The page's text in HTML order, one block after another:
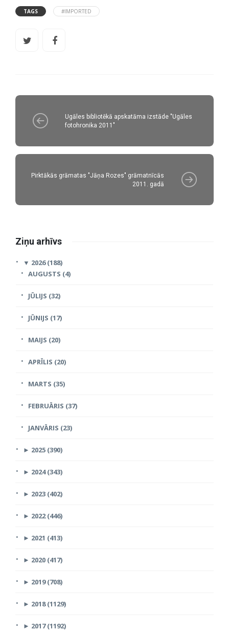
TAGS #IMPORTED
Ugāles bibliotēkā apskatāma izstāde "Ugāles
fotohronika 2011"
Pirktākās grāmatas "Jāņa Rozes" grāmatnīcās
2011. gadā
Ziņu arhīvs
▼ 2026 (188)
AUGUSTS (4)
JŪLIJS (32)
JŪNIJS (17)
MAIJS (20)
APRĪLIS (20)
MARTS (35)
FEBRUĀRIS (37)
JANVĀRIS (23)
► 2025 (390)
► 2024 (343)
► 2023 (402)
► 2022 (446)
► 2021 (413)
► 2020 (417)
► 2019 (708)
► 2018 (1129)
► 2017 (1192)